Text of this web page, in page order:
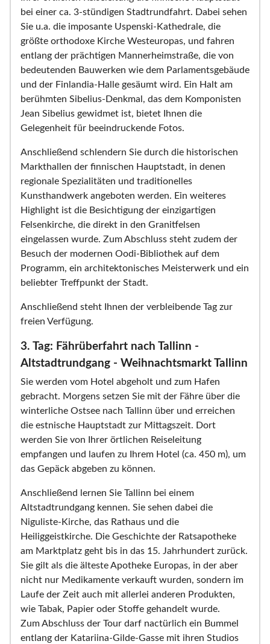
bei einer ca. 3-stündigen Stadtrundfahrt. Dabei sehen
Sie u.a. die imposante Uspenski-Kathedrale, die
größte orthodoxe Kirche Westeuropas, und fahren
entlang der prächtigen Mannerheimstraße, die von
bedeutenden Bauwerken wie dem Parlamentsgebäude
und der Finlandia-Halle gesäumt wird. Ein Halt am
berühmten Sibelius-Denkmal, das dem Komponisten
Jean Sibelius gewidmet ist, bietet Ihnen die
Gelegenheit für beeindruckende Fotos.
Anschließend schlendern Sie durch die historischen
Markthallen der finnischen Hauptstadt, in denen
regionale Spezialitäten und traditionelles
Kunsthandwerk angeboten werden. Ein weiteres
Highlight ist die Besichtigung der einzigartigen
Felsenkirche, die direkt in den Granitfelsen
eingelassen wurde. Zum Abschluss steht zudem der
Besuch der modernen Oodi-Bibliothek auf dem
Programm, ein architektonisches Meisterwerk und ein
beliebter Treffpunkt der Stadt.
Anschließend steht Ihnen der verbleibende Tag zur
freien Verfügung.
3. Tag: Fährüberfahrt nach Tallinn -
Altstadtrundgang - Weihnachtsmarkt Tallinn
Sie werden vom Hotel abgeholt und zum Hafen
gebracht. Morgens setzen Sie mit der Fähre über die
winterliche Ostsee nach Tallinn über und erreichen
die estnische Hauptstadt zur Mittagszeit. Dort
werden Sie von Ihrer örtlichen Reiseleitung
empfangen und laufen zu Ihrem Hotel (ca. 450 m), um
das Gepäck abgeben zu können.
Anschließend lernen Sie Tallinn bei einem
Altstadtrundgang kennen. Sie sehen dabei die
Niguliste-Kirche, das Rathaus und die
Heiliggeistkirche. Die Geschichte der Ratsapotheke
am Marktplatz geht bis in das 15. Jahrhundert zurück.
Sie gilt als die älteste Apotheke Europas, in der aber
nicht nur Medikamente verkauft wurden, sondern im
Laufe der Zeit auch mit allerlei anderen Produkten,
wie Tabak, Papier oder Stoffe gehandelt wurde.
Zum Abschluss der Tour darf nactürlich ein Bummel
entlang der Katariina-Gilde-Gasse mit ihren Studios